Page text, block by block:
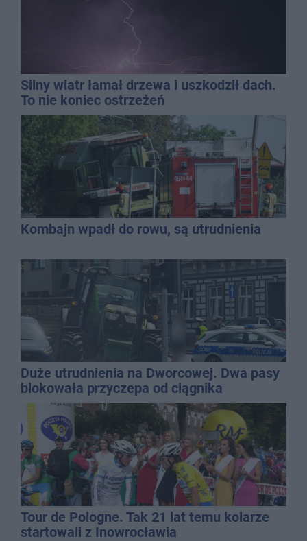
Silny wiatr łamał drzewa i uszkodził dach.
To nie koniec ostrzeżeń
Kombajn wpadł do rowu, są utrudnienia
Duże utrudnienia na Dworcowej. Dwa pasy
blokowała przyczepa od ciągnika
Tour de Pologne. Tak 21 lat temu kolarze
startowali z Inowrocławia